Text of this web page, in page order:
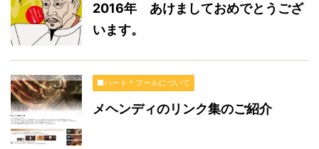
2016年 あけましておめでとうござ
います。
■ハート＊フールについて
メヘンディのリンク集のご紹介